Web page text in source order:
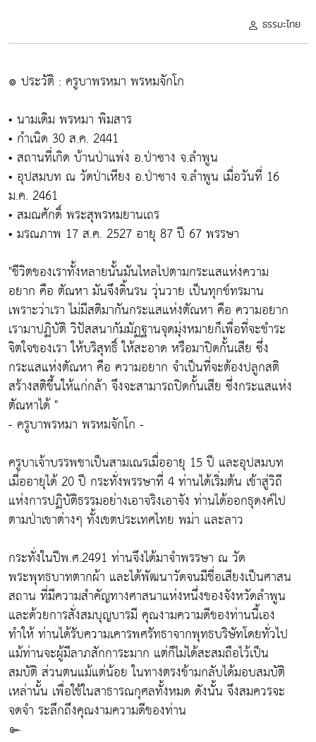
ธรรมะไทย
๏ ประวัติ : ครูบาพรหมา พรหมจักโก
• นามเดิม พรหมา พิมสาร
• กำเนิด 30 ส.ค. 2441
• สถานที่เกิด บ้านป่าแพ่ง อ.ป่าซาง จ.ลำพูน
• อุปสมบท ณ วัดป่าเหียง อ.ป่าซาง จ.ลำพูน เมื่อวันที่ 16
ม.ค. 2461
• สมณศักดิ์ พระสุพรหมยานเถร
• มรณภาพ 17 ส.ค. 2527 อายุ 87 ปี 67 พรรษา
"ชีวิตของเราทั้งหลายนั้นมันไหลไปตามกระแสแห่งความ
อยาก คือ ตัณหา มันจึงดิ้นรน วุ่นวาย เป็นทุกข์ทรมาน
เพราะว่าเรา ไม่มีสติมากันกระแสแห่งตัณหา คือ ความอยาก
เรามาปฏิบัติ วิปัสสนากัมมัฏฐานจุดมุ่งหมายก็เพื่อที่จะชำระ
จิตใจของเรา ให้บริสุทธิ์ ให้สะอาด หรือมาปิดกั้นเสีย ซึ่ง
กระแสแห่งตัณหา คือ ความอยาก จำเป็นที่จะต้องปลูกสติ
สร้างสติขึ้นให้แก่กล้า จึงจะสามารถปิดกั้นเสีย ซึ่งกระแสแห่ง
ตัณหาได้ "
- ครูบาพรหมา พรหมจักโก -
ครูบาเจ้าบรรพชาเป็นสามเณรเมื่ออายุ 15 ปี และอุปสมบท
เมื่ออายุได้ 20 ปี กระทั่งพรรษาที่ 4 ท่านได้เริ่มต้น เข้าสู่วิถี
แห่งการปฏิบัติธรรมอย่างเอาจริงเอาจัง ท่านได้ออกธุดงค์ไป
ตามป่าเขาต่างๆ ทั้งเขตประเทศไทย พม่า และลาว
กระทั่งในปีพ.ศ.2491 ท่านจึงได้มาจำพรรษา ณ วัด
พระพุทธบาทตากผ้า และได้พัฒนาวัดจนมีชื่อเสียงเป็นศาสน
สถาน ที่มีความสำคัญทางศาสนาแห่งหนึ่งของจังหวัดลำพูน
และด้วยการสั่งสมบุญบารมี คุณงามความดีของท่านนี้เอง
ทำให้ ท่านได้รับความเคารพศรัทธาจากพุทธบริษัทโดยทั่วไป
แม้ท่านจะผู้มีลาภสักการะมาก แต่ก็ไม่ได้สะสมถือไว้เป็น
สมบัติ ส่วนตนแม้แต่น้อย ในทางตรงข้ามกลับได้มอบสมบัติ
เหล่านั้น เพื่อใช้ในสาธารณกุศลทั้งหมด ดังนั้น จึงสมควรจะ
จดจำ ระลึกถึงคุณงามความดีของท่าน
๛